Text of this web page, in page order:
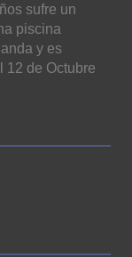
sufre un
piscina
y es
12 de Octubre